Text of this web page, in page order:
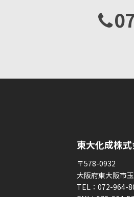
東大化成株
〒578-0932
大阪府東大阪市
TEL： 072-964-